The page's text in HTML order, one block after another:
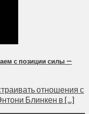
с позиции силы —
отношения с
Блинкен в [...]